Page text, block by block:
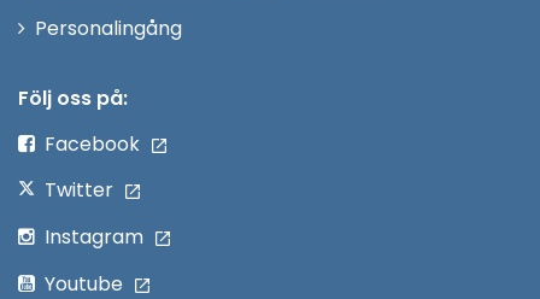
PersonalingångÖppna
Följ oss på:
Facebook
Twitter
Instagram
Youtube